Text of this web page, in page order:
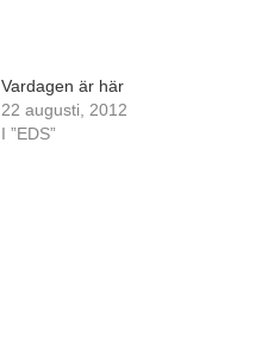
Vardagen är här
22 augusti, 2012
I ”EDS”